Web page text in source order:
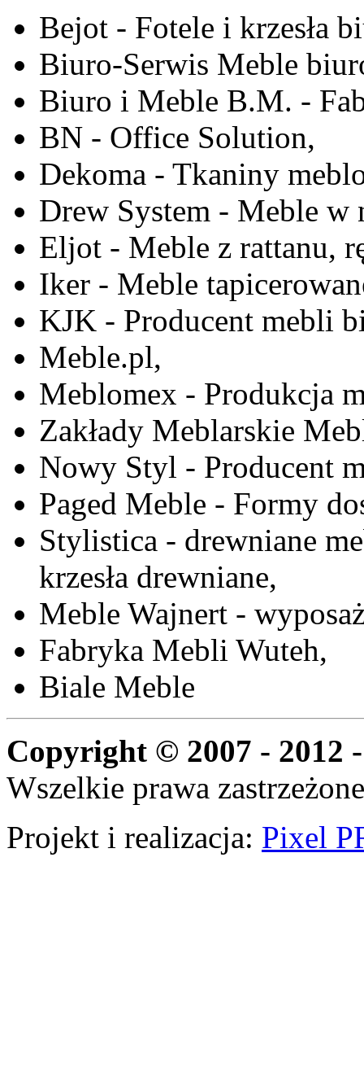
Bejot - Fotele i krzesła
Biuro-Serwis Meble
Biuro i Meble B.M. -
BN - Office Solution,
Dekoma - Tkaniny
Drew System - Meble w
Eljot - Meble z rattanu,
Iker - Meble
KJK - Producent mebli
Meble.pl,
Meblomex - Produkcja
Zakłady Meblarskie
Nowy Styl - Producent
Paged Meble - Formy
Stylistica - drewniane
krzesła drewniane,
Meble Wajnert -
Fabryka Mebli Wuteh,
Biale Meble
Copyright © 2007 - 2012
Wszelkie prawa
Projekt i realizacja: Pixel